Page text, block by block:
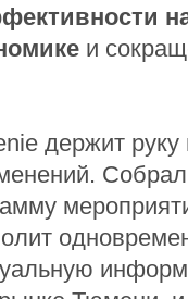
и
держит руку